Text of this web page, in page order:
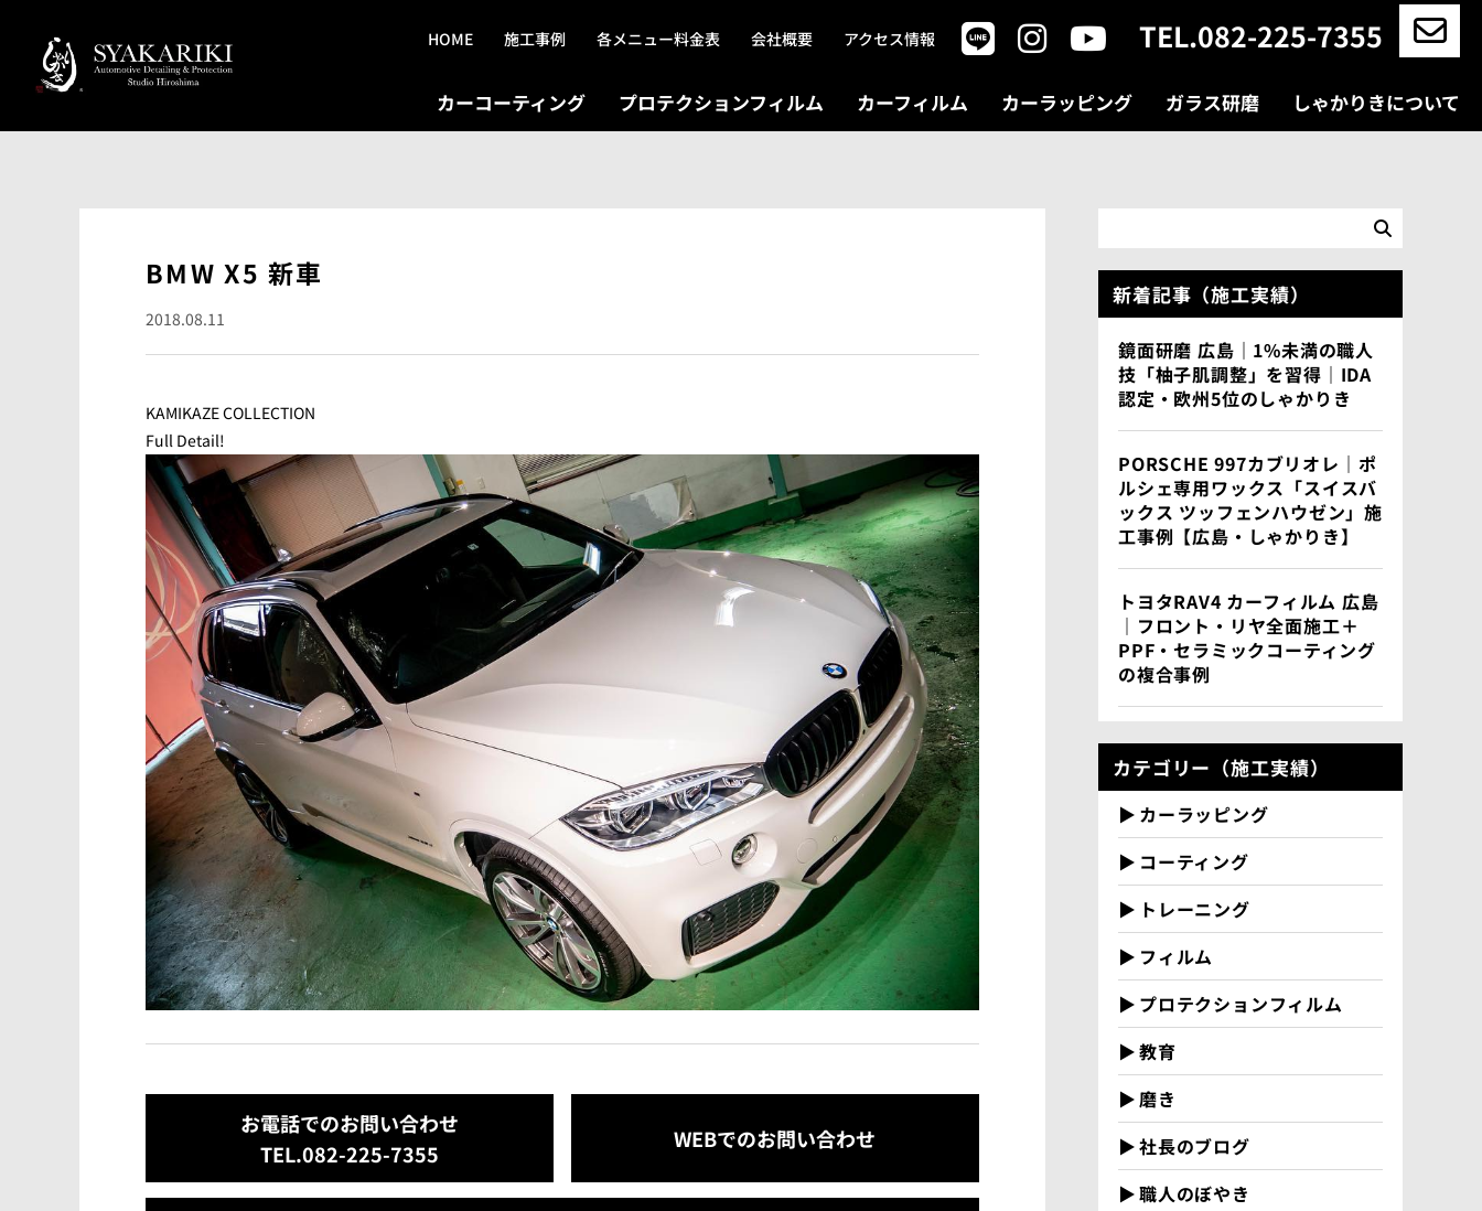
HOME 施工事例 各メニュー料金表 会社概要 アクセス情報 TEL.082-225-7355
カーコーティング プロテクションフィルム カーフィルム カーラッピング ガラス研磨 しゃかりきについて
BMW X5 新車
2018.08.11
KAMIKAZE COLLECTION
Full Detail!
お電話でのお問い合わせ
TEL.082-225-7355
WEBでのお問い合わせ
新着記事（施工実績）
鏡面研磨 広島｜1%未満の職人
技「柚子肌調整」を習得｜IDA
認定・欧州5位のしゃかりき
PORSCHE 997カブリオレ｜ポ
ルシェ専用ワックス「スイスバ
ックス ツッフェンハウゼン」施
工事例【広島・しゃかりき】
トヨタRAV4 カーフィルム 広島
｜フロント・リヤ全面施工＋
PPF・セラミックコーティング
の複合事例
カテゴリー（施工実績）
カーラッピング
コーティング
トレーニング
フィルム
プロテクションフィルム
教育
磨き
社長のブログ
職人のぼやき